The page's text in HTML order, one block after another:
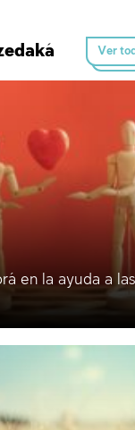
Ver
en la ayuda a